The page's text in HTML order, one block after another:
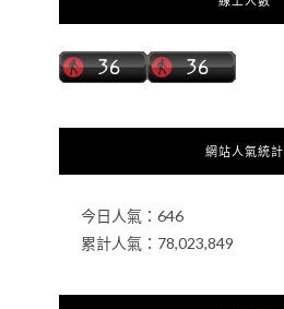
網站人氣統計
今日人氣： 646
累計人氣： 78,023,849